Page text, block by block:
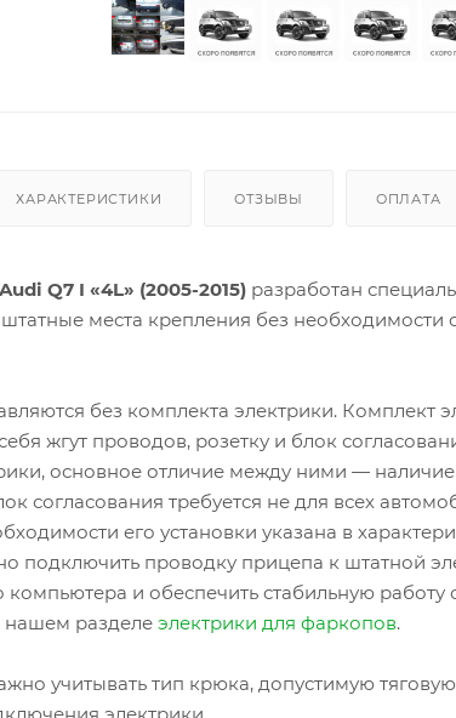
ХАРАКТЕРИСТИКИ ОТЗЫВЫ ОПЛАТА
Q7 I «4L» (2005-2015) разработан
штатные места крепления без необходимости
без комплекта электрики. Комплект
жгут проводов, розетку и блок
основное отличие между ними — наличие
согласования требуется не для всех
его установки указана в
подключить проводку прицепа к штатной
и обеспечить стабильную
разделе электрики для фаркопов.
учитывать тип крюка, допустимую